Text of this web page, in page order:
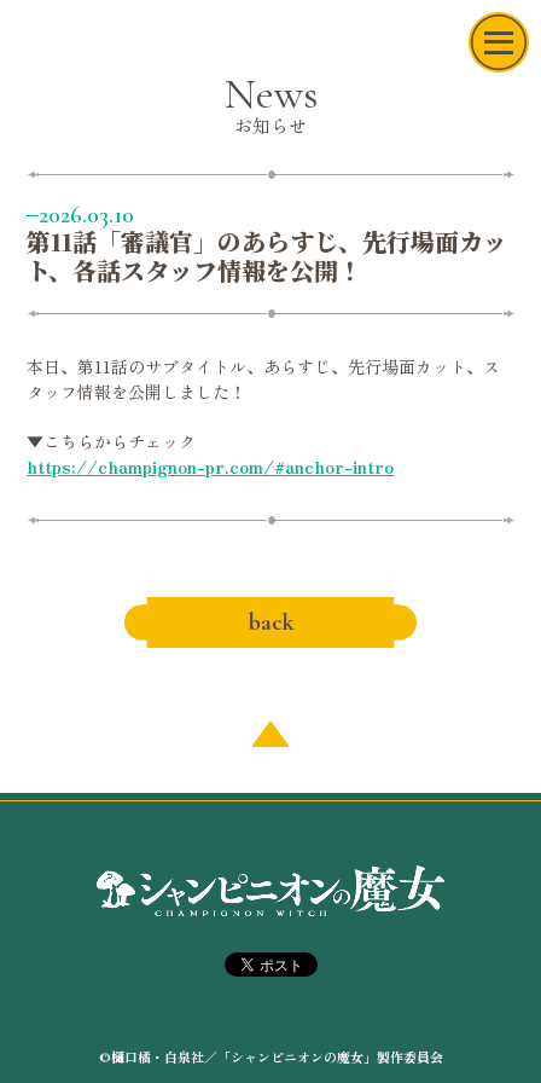
News
Story
Character
Music
Blu-ray
Official X
News
お知らせ
2026.03.10
第11話「審議官」のあらすじ、先行場面カッ
ト、各話スタッフ情報を公開！
本日、第11話のサブタイトル、あらすじ、先行場面カット、ス
タッフ情報を公開しました！
▼こちらからチェック
https://champignon-pr.com/#anchor-intro
back
©樋口橘・白泉社／「シャンピニオンの魔女」製作委員会